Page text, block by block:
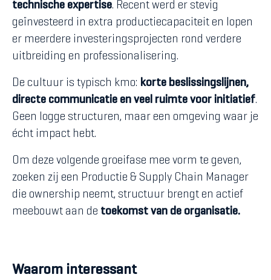
technische expertise. Recent werd er stevig
geïnvesteerd in extra productiecapaciteit en lopen
er meerdere investeringsprojecten rond verdere
uitbreiding en professionalisering.
De cultuur is typisch kmo: korte beslissingslijnen,
directe communicatie en veel ruimte voor initiatief.
Geen logge structuren, maar een omgeving waar je
écht impact hebt.
Om deze volgende groeifase mee vorm te geven,
zoeken zij een Productie & Supply Chain Manager
die ownership neemt, structuur brengt en actief
meebouwt aan de toekomst van de organisatie.
Waarom interessant